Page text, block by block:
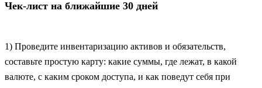
Чек‑лист на ближайшие 30 дней
1) Проведите инвентаризацию активов и обязательств,
составьте простую карту: какие суммы, где лежат, в какой
валюте, с каким сроком доступа, и как поведут себя при